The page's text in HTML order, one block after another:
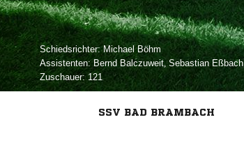
Schiedsrichter: 
Assistenten: ,  
Zuschauer:121
SSV BAD BRAMBACH